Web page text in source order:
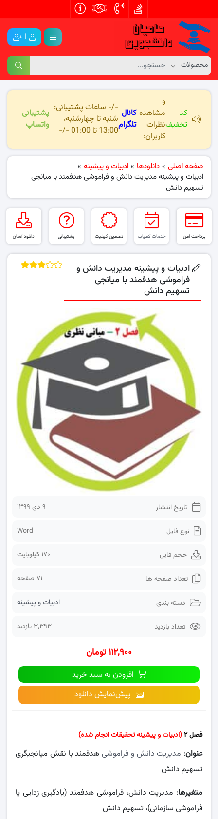
|
کد
تخفیف
و
مشاهده
نظرات
کاربران:
کانال
تلگرام
-/- ساعات پشتیبانی:
شنبه تا چهارشنبه،
13:00 تا 01:00 -/-
پشتیبانی
واتساپ
صفحه اصلی » دانلودها » ادبیات و پیشینه »
ادبیات و پیشینه مدیریت دانش و فراموشی هدفمند با میانجی
تسهیم دانش
پرداخت امن خدمات کمیاب تضمین کیفیت پشتیبانی دانلود آسان
ادبیات و پیشینه مدیریت دانش و
فراموشی هدفمند با میانجی
تسهیم دانش
تاریخ انتشار ۹ دی ۱۳۹۹
نوع فایل Word
حجم فایل 170 کیلوبایت
تعداد صفحه ها 71 صفحه
دسته بندی ادبیات و پیشینه
تعداد بازدید 3,393 بازدید
۱۱۲,۹۰۰ تومان
افزودن به سبد خرید
پیش‌نمایش دانلود
فصل ۲ (ادبیات و پیشینه تحقیقات انجام شده)
عنوان: مدیریت دانش و فراموشی هدفمند با نقش میانجیگری
تسهیم دانش
متغیرها: مدیریت دانش، فراموشی هدفمند (یادگیری زدایی یا
فراموشی سازمانی)، تسهیم دانش